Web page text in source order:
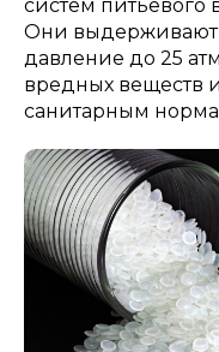
систем питьевого
Они выдерживают
давление до 25
вредных веществ
санитарным